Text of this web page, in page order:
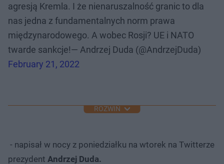
agresją Kremla. I że nienaruszalność granic to dla
nas jedna z fundamentalnych norm prawa
międzynarodowego. A wobec Rosji? UE i NATO
twarde sankcje!— Andrzej Duda (@AndrzejDuda)
February 21, 2022
ROZWIŃ
- napisał w nocy z poniedziałku na wtorek na Twitterze
prezydent Andrzej Duda.